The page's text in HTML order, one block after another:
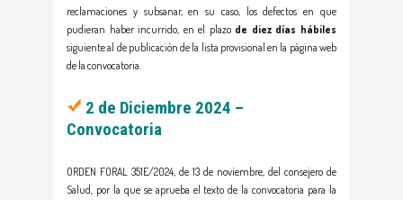
reclamaciones y subsanar, en su caso, los defectos en que
pudieran haber incurrido, en el plazo de diez días hábiles
siguiente al de publicación de la lista provisional en la página web
de la convocatoria.
2 de Diciembre 2024 –
Convocatoria
ORDEN FORAL 351E/2024, de 13 de noviembre, del consejero de
Salud, por la que se aprueba el texto de la convocatoria para la